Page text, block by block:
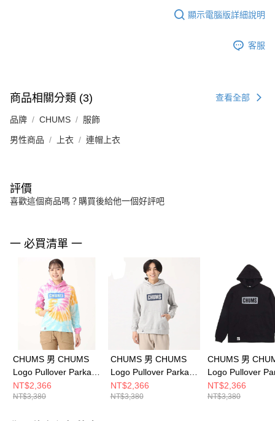
顯示電腦版詳細說明
客服
商品相關分類 (3) 查看全部
品牌 CHUMS 服飾
男性商品 上衣 連帽上衣
評價
喜歡這個商品嗎？購買後給他一個好評吧
一 必買清單 一
CHUMS 男 CHUMS
Logo Pullover Parka
LP連帽上衣
CH001443Z077
NT$2,366
NT$3,380
CHUMS 男 CHUMS
Logo Pullover Parka
LP連帽上衣
CH001443G050
NT$2,366
NT$3,380
CHUMS 男
Logo Pullover
LP連帽上衣
CH001443K083
NT$2,366
NT$3,380